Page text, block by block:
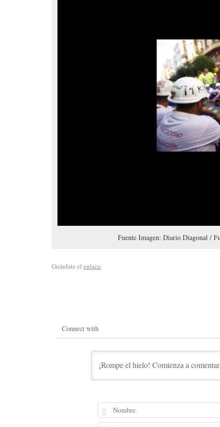
Fuente Imagen: Diario Diagonal /
Guárdate el enlace.
Connect with